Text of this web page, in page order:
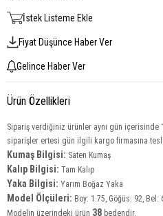
İstek Listeme Ekle
Fiyat Düşünce Haber Ver
Gelince Haber Ver
Ürün Özellikleri
Sipariş verdiğiniz ürünler aynı gün içerisinde
siparişler ertesi gün ilgili kargo firmasına
Kumaş Bilgisi: Saten Kumaş
Kalıp Bilgisi: Tam Kalıp
Yaka Bilgisi: Yarım Boğaz Yaka
Model Ölçüleri: Boy: 1.75, Göğüs: 92, Bel:
Modelin üzerindeki ürün 38 bedendir.